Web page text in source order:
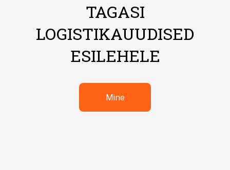
TAGASI
LOGISTIKAUUDISED
ESILEHELE
Mine